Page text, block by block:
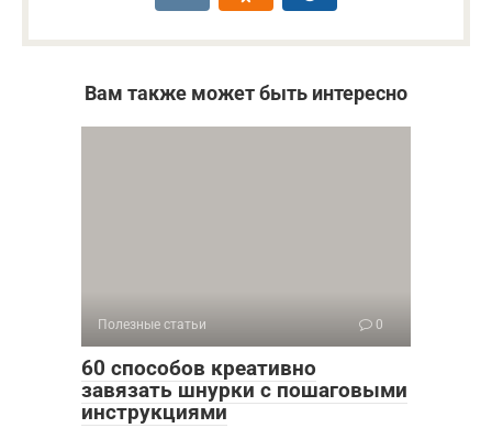
Вам также может быть интересно
Полезные статьи 0
60 способов креативно
завязать шнурки с пошаговыми
инструкциями